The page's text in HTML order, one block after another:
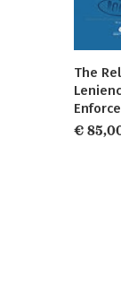
The
€